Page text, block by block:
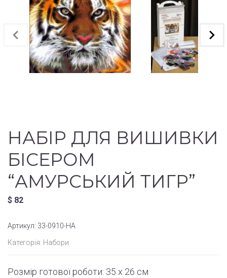
НАБІР ДЛЯ ВИШИВКИ
БІСЕРОМ
“АМУРСЬКИЙ ТИГР”
$ 82
Артикул: 33-0910-НА
Категорія: Набори
Розмір готової роботи: 35 x 26 см